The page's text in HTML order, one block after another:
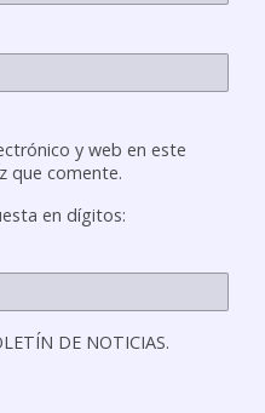
y web en este
que comente.
en dígitos:
DE NOTICIAS.